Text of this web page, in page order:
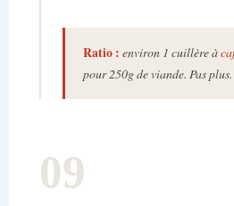
Ratio : environ 1 cuillère à
pour 250g de viande. Pas plus.
09